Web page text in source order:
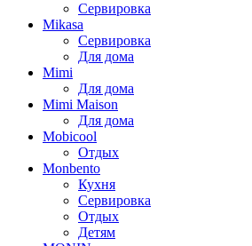
Сервировка
Mikasa
Сервировка
Для дома
Mimi
Для дома
Mimi Maison
Для дома
Mobicool
Отдых
Monbento
Кухня
Сервировка
Отдых
Детям